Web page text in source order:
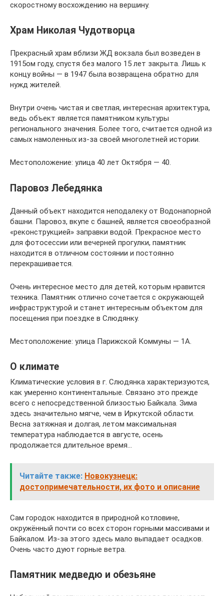
скоростному восхождению на вершину.
Храм Николая Чудотворца
Прекрасный храм вблизи ЖД вокзала был возведен в
1915ом году, спустя без малого 15 лет закрыта. Лишь к
концу войны — в 1947 была возвращена обратно для
нужд жителей.
Внутри очень чистая и светлая, интересная архитектура,
ведь объект является памятником культуры
регионального значения. Более того, считается одной из
самых намоленных из-за своей многолетней истории.
Местоположение: улица 40 лет Октября — 40.
Паровоз Лебедянка
Данный объект находится неподалеку от Водонапорной
башни. Паровоз, вкупе с башней, является своеобразной
«реконструкцией» заправки водой. Прекрасное место
для фотосессии или вечерней прогулки, памятник
находится в отличном состоянии и постоянно
перекрашивается.
Очень интересное место для детей, которым нравится
техника. Памятник отлично сочетается с окружающей
инфраструктурой и станет интересным объектом для
посещения при поездке в Слюдянку.
Местоположение: улица Парижской Коммуны — 1А.
О климате
Климатические условия в г. Слюдянка характеризуются,
как умеренно континентальные. Связано это прежде
всего с непосредственной близостью Байкала. Зима
здесь значительно мягче, чем в Иркутской области.
Весна затяжная и долгая, летом максимальная
температура наблюдается в августе, осень
продолжается длительное время…
Читайте также: Новокузнецк:
достопримечательности, их фото и описание
Сам городок находится в природной котловине,
окружённый почти со всех сторон горными массивами и
Байкалом. Из-за этого здесь мало выпадает осадков.
Очень часто дуют горные ветра.
Памятник медведю и обезьяне